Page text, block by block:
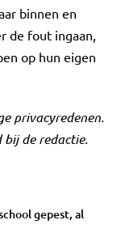
binnen en
de fout ingaan,
op hun eigen
privacyredenen.
bij de redactie.
gepest, al